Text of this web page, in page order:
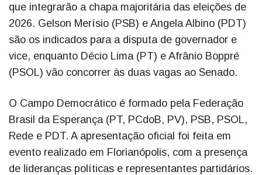
que integrarão a chapa majoritária das eleições de
2026. Gelson Merísio (PSB) e Angela Albino (PDT)
são os indicados para a disputa de governador e
vice, enquanto Décio Lima (PT) e Afrânio Boppré
(PSOL) vão concorrer às duas vagas ao Senado.
O Campo Democrático é formado pela Federação
Brasil da Esperança (PT, PCdoB, PV), PSB, PSOL,
Rede e PDT. A apresentação oficial foi feita em
evento realizado em Florianópolis, com a presença
de lideranças políticas e representantes partidários.